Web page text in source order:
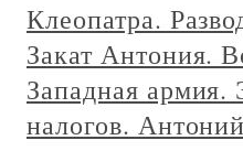
Клеопатра.
Закат Антония.
Западная армия.
налогов.